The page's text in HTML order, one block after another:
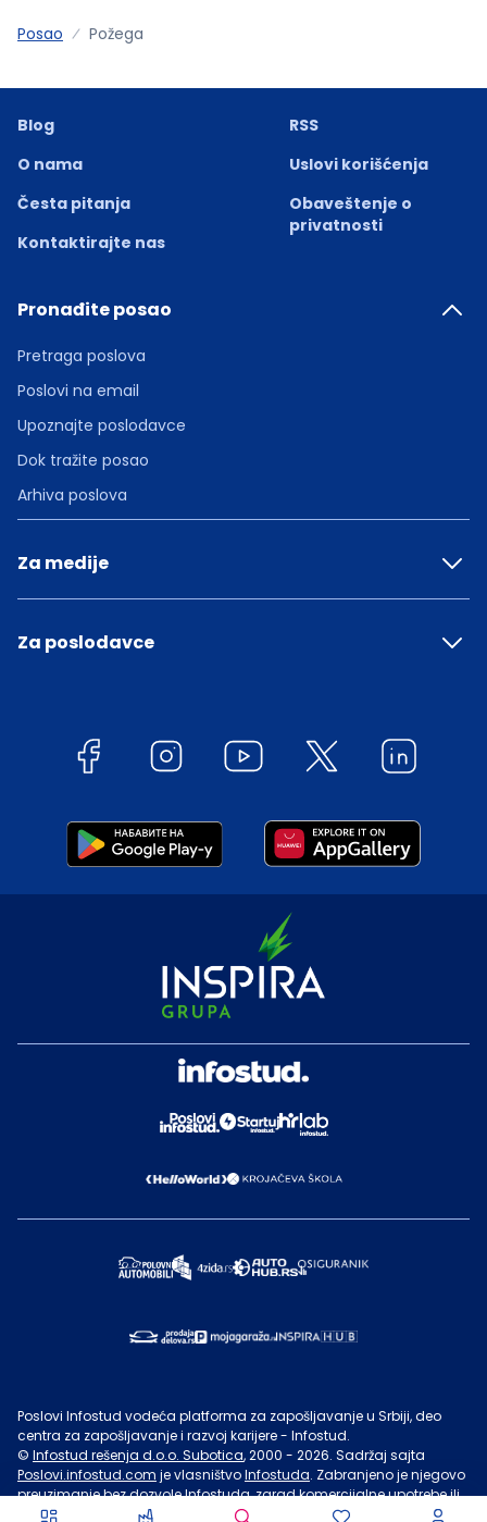
Posao Požega
Blog
O nama
Česta pitanja
Kontaktirajte nas
RSS
Uslovi korišćenja
Obaveštenje o
privatnosti
Pronađite posao
Pretraga poslova
Poslovi na email
Upoznajte poslodavce
Dok tražite posao
Arhiva poslova
Za medije
Za poslodavce
Poslovi Infostud vodeća platforma za zapošljavanje u Srbiji, deo
centra za zapošljavanje i razvoj karijere - Infostud.
© Infostud rešenja d.o.o. Subotica, 2000 - 2026. Sadržaj sajta
Poslovi.infostud.com je vlasništvoInfostuda. Zabranjeno je njegovo
preuzimanje bez dozvoleInfostuda, zarad komercijalne upotrebe ili
u druge svrhe, osim za lične potrebe posetilaca sajta.